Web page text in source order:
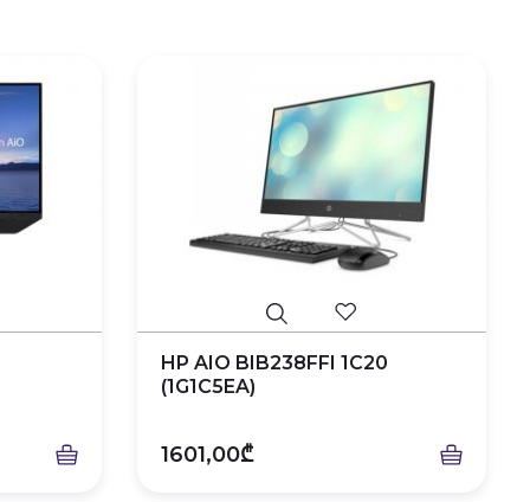
HP AIO BIB238FFI 1C20
(1G1C5EA)
1601,00₾